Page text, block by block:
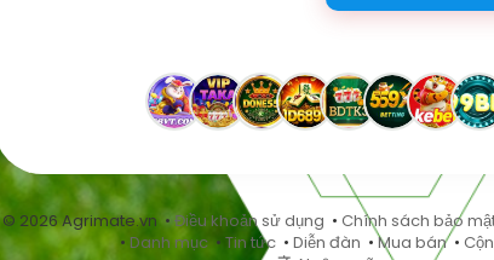
© 2026 Agrimate.vn •Điều khoản sử dụng • Chính sách bảo
• Danh mục• Tin tức • Diễn đàn •Mua bán•